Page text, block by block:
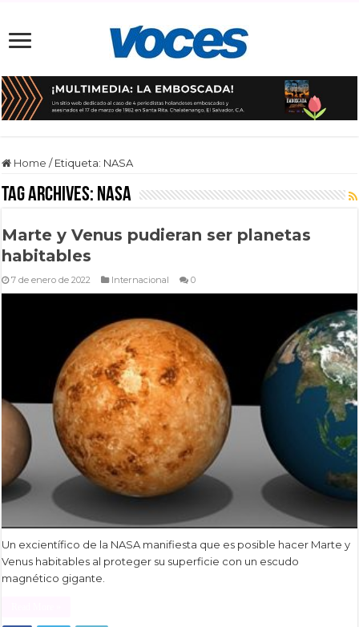
Home / Etiqueta: NASA
Tag Archives: NASA
Marte y Venus pudieran ser planetas
habitables
7 de enero de 2022 Internacional 0
Un excientífico de la NASA manifiesta que es posible hacer Marte y
Venus habitables al proteger su superficie con un escudo
magnético gigante.